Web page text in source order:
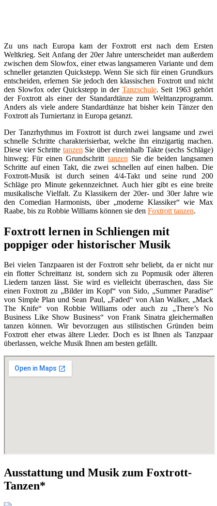
Zu uns nach Europa kam der Foxtrott erst nach dem Ersten
Weltkrieg. Seit Anfang der 20er Jahre unterscheidet man außerdem
zwischen dem Slowfox, einer etwas langsameren Variante und dem
schneller getanzten Quickstepp. Wenn Sie sich für einen Grundkurs
entscheiden, erlernen Sie jedoch den klassischen Foxtrott und nicht
den Slowfox oder Quickstepp in der Tanzschule. Seit 1963 gehört
der Foxtrott als einer der Standardtänze zum Welttanzprogramm.
Anders als viele andere Standardtänze hat bisher kein Tänzer den
Foxtrott als Turniertanz in Europa getanzt.
Der Tanzrhythmus im Foxtrott ist durch zwei langsame und zwei
schnelle Schritte charakterisierbar, welche ihn einzigartig machen.
Diese vier Schritte tanzen Sie über eineinhalb Takte (sechs Schläge)
hinweg: Für einen Grundschritt tanzen Sie die beiden langsamen
Schritte auf einen Takt, die zwei schnellen auf einen halben. Die
Foxtrott-Musik ist durch seinen 4/4-Takt und seine rund 200
Schläge pro Minute gekennzeichnet. Auch hier gibt es eine breite
musikalische Vielfalt. Zu Klassikern der 20er- und 30er Jahre wie
den Comedian Harmonists, über „moderne Klassiker“ wie Max
Raabe, bis zu Robbie Williams können sie den Foxtrott tanzen.
Foxtrott lernen in Schliengen mit
poppiger oder historischer Musik
Bei vielen Tanzpaaren ist der Foxtrott sehr beliebt, da er nicht nur
ein flotter Schreittanz ist, sondern sich zu Popmusik oder älteren
Liedern tanzen lässt. Sie wird es vielleicht überraschen, dass Sie
einen Foxtrott zu „Bilder im Kopf“ von Sido, „Summer Paradise“
von Simple Plan und Sean Paul, „Faded“ von Alan Walker, „Mack
The Knife“ von Robbie Williams oder auch zu „There’s No
Business Like Show Business“ von Frank Sinatra gleichermaßen
tanzen können. Wir bevorzugen aus stilistischen Gründen beim
Foxtrott eher etwas ältere Lieder. Doch es ist Ihnen als Tanzpaar
überlassen, welche Musik Ihnen am besten gefällt.
Ausstattung und Musik zum Foxtrott-
Tanzen*